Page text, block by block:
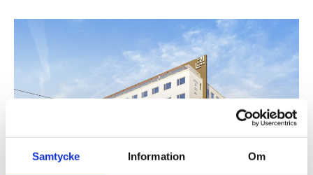
Samtycke Information Om